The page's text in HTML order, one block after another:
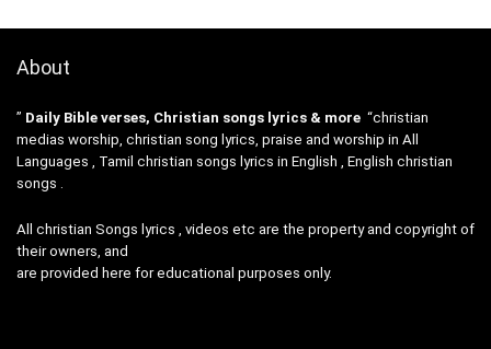
About
” Daily Bible verses, Christian songs lyrics & more “christian
medias worship, christian song lyrics, praise and worship in All
Languages , Tamil christian songs lyrics in English , English christian
songs .
All christian Songs lyrics , videos etc are the property and copyright of
their owners, and
are provided here for educational purposes only.